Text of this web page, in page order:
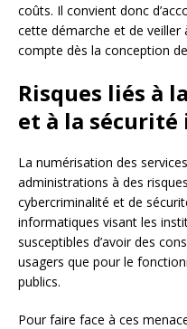
coûts. Il convient donc
cette démarche et de veiller
compte dès la conception
Risques liés à
et à la
La numérisation des
administrations à des
cybercriminalité et de
informatiques visant les
susceptibles d’avoir des
usagers que pour le
publics.
Pour faire face à ces